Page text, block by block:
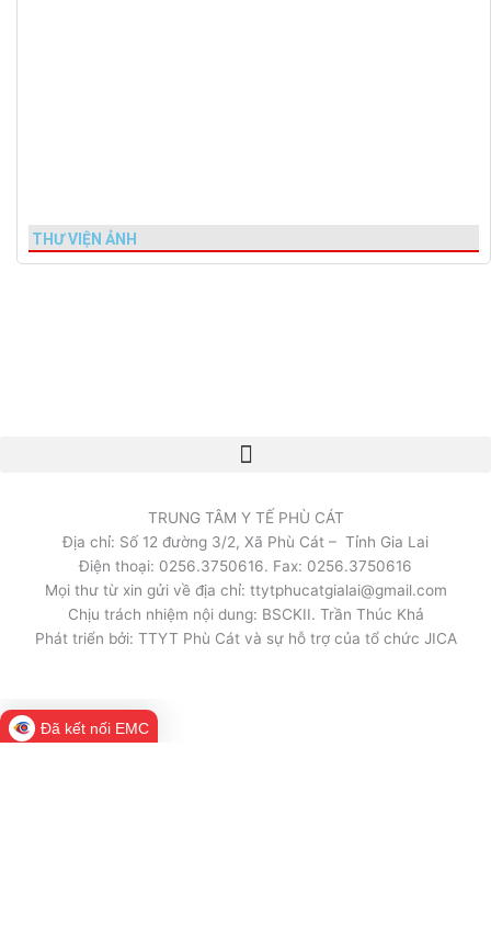
THƯ VIỆN ẢNH
TRUNG TÂM Y TẾ PHÙ CÁT
Địa chỉ: Số 12 đường 3/2, Xã Phù Cát – Tỉnh Gia Lai
Điện thoại: 0256.3750616. Fax: 0256.3750616
Mọi thư từ xin gửi về địa chỉ: ttytphucatgialai@gmail.com
Chịu trách nhiệm nội dung: BSCKII. Trần Thúc Khả
Phát triển bởi: TTYT Phù Cát và sự hỗ trợ của tổ chức JICA
Đã kết nối EMC